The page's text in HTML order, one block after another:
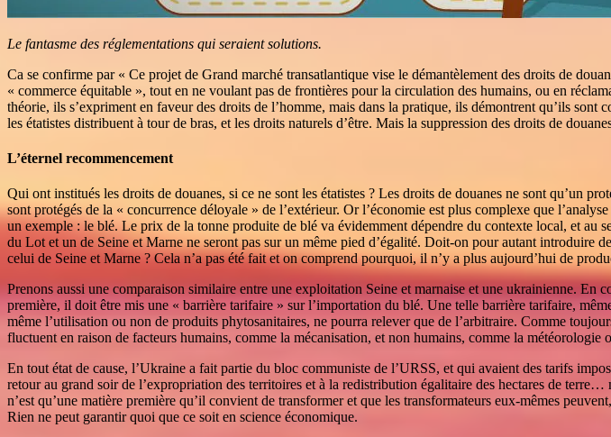
Le fantasme des réglementations qui seraient solutions.
Ca se confirme par « Ce projet de Grand marché transatlantique vise le démantèlement des droits de
« commerce équitable », tout en ne voulant pas de frontières pour la circulation des humains, ou en
théorie, ils s’expriment en faveur des droits de l’homme, mais dans la pratique, ils démontrent qu’ils
les étatistes distribuent à tour de bras, et les droits naturels d’être. Mais la suppression des droits de
L’éternel recommencement
Qui ont institués les droits de douanes, si ce ne sont les étatistes ? Les droits de douanes ne sont qu’un
sont protégés de la « concurrence déloyale » de l’extérieur. Or l’économie est plus complexe que
un exemple : le blé. Le prix de la tonne produite de blé va évidemment dépendre du contexte local, et
du Lot et un de Seine et Marne ne seront pas sur un même pied d’égalité. Doit-on pour autant introduire
celui de Seine et Marne ? Cela n’a pas été fait et on comprend pourquoi, il n’y a plus aujourd’hui de
Prenons aussi une comparaison similaire entre une exploitation Seine et marnaise et une ukrainienne. En
première, il doit être mis une « barrière tarifaire » sur l’importation du blé. Une telle barrière tarifaire,
même l’utilisation ou non de produits phytosanitaires, ne pourra relever que de l’arbitraire. Comme
fluctuent en raison de facteurs humains, comme la mécanisation, et non humains, comme la météorologie
En tout état de cause, l’Ukraine a fait partie du bloc communiste de l’URSS, et qui avaient des tarifs
retour au grand soir de l’expropriation des territoires et à la redistribution égalitaire des hectares de
n’est qu’une matière première qu’il convient de transformer et que les transformateurs eux-mêmes
Rien ne peut garantir quoi que ce soit en science économique.